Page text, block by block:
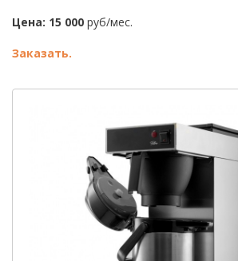
Цена: 15 000 руб/мес.
Заказать.